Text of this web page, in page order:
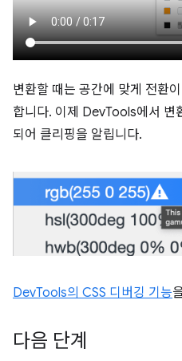
변환할 때는 공간에 맞게 전환
합니다. 이제 DevTools에서 변
되어 클리핑을 알립니다.
DevTools의 CSS 디버깅 기능
다음 단계